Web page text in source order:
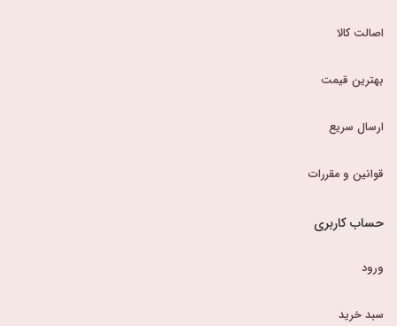
اصالت کالا
بهترین قیمت
ارسال سریع
قوانین و مقررات
حساب کاربری
ورود
سبد خرید